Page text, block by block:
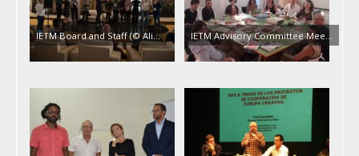
IETM Board and Staff (© Ali... IETM Advisory Committee Mee...